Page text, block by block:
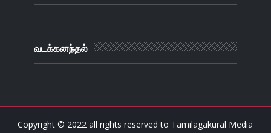
வடக்கனந்தல்
Copyright © 2022 all rights reserved to Tamilagakural Media